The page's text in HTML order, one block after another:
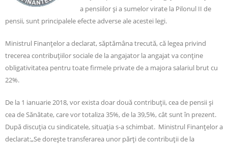
a pensiilor şi a sumelor virate la Pilonul II de
pensii, sunt principalele efecte adverse ale acestei legi.
Ministrul Finanţelor a declarat, săptămâna trecută, că legea privind
trecerea contribuţiilor sociale de la angajator la angajat va conţine
obligativitatea pentru toate firmele private de a majora salariul brut cu
22%.
De la 1 ianuarie 2018, vor exista doar două contribuţii, cea de pensii şi
cea de Sănătate, care vor totaliza 35%, de la 39,5%, cât sunt în prezent.
După discuţia cu sindicatele, situaţia s-a schimbat. Ministrul Finanţelor a
declarat:„Se doreşte transferarea unor părţi de contribuţii de la